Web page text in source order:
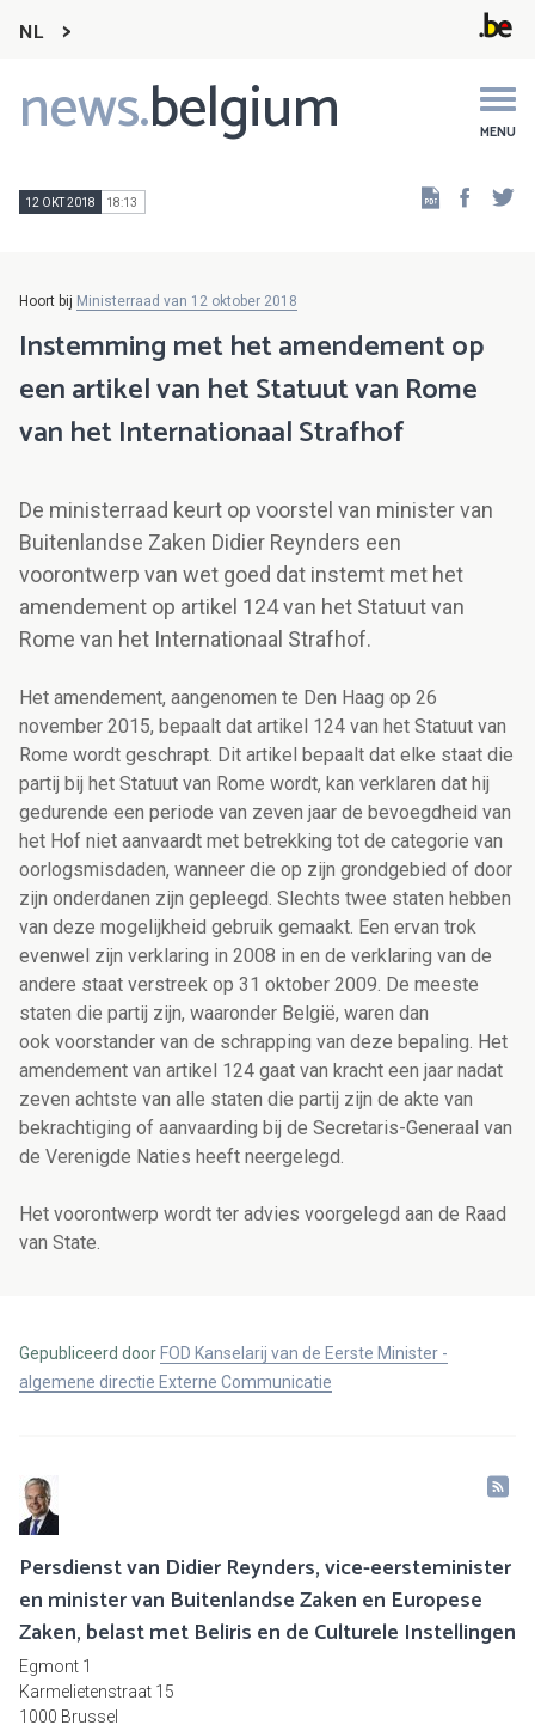
NL
news.belgium MENU
Main
navigation
12 OKT 2018 18:13
Hoort bij Ministerraad van 12 oktober 2018
Instemming met het amendement op
een artikel van het Statuut van Rome
van het Internationaal Strafhof
De ministerraad keurt op voorstel van minister van
Buitenlandse Zaken Didier Reynders een
voorontwerp van wet goed dat instemt met het
amendement op artikel 124 van het Statuut van
Rome van het Internationaal Strafhof.
Het amendement, aangenomen te Den Haag op 26
november 2015, bepaalt dat artikel 124 van het Statuut van
Rome wordt geschrapt. Dit artikel bepaalt dat elke staat die
partij bij het Statuut van Rome wordt, kan verklaren dat hij
gedurende een periode van zeven jaar de bevoegdheid van
het Hof niet aanvaardt met betrekking tot de categorie van
oorlogsmisdaden, wanneer die op zijn grondgebied of door
zijn onderdanen zijn gepleegd. Slechts twee staten hebben
van deze mogelijkheid gebruik gemaakt. Een ervan trok
evenwel zijn verklaring in 2008 in en de verklaring van de
andere staat verstreek op 31 oktober 2009. De meeste
staten die partij zijn, waaronder België, waren dan
ook voorstander van de schrapping van deze bepaling. Het
amendement van artikel 124 gaat van kracht een jaar nadat
zeven achtste van alle staten die partij zijn de akte van
bekrachtiging of aanvaarding bij de Secretaris-Generaal van
de Verenigde Naties heeft neergelegd.
Het voorontwerp wordt ter advies voorgelegd aan de Raad
van State.
Gepubliceerd door FOD Kanselarij van de Eerste Minister -
algemene directie Externe Communicatie
Persdienst van Didier Reynders, vice-eersteminister
en minister van Buitenlandse Zaken en Europese
Zaken, belast met Beliris en de Culturele Instellingen
Egmont 1
Karmelietenstraat 15
1000 Brussel